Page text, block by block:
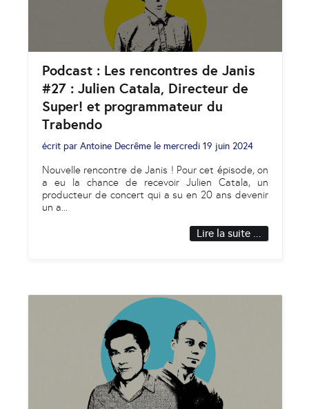
Podcast : Les rencontres de Janis
#27 : Julien Catala, Directeur de
Super! et programmateur du
Trabendo
écrit par Antoine Decrême le mercredi 19 juin 2024
Nouvelle rencontre de Janis ! Pour cet épisode, on
a eu la chance de recevoir Julien Catala, un
producteur de concert qui a su en 20 ans devenir
un a...
Lire la suite ...